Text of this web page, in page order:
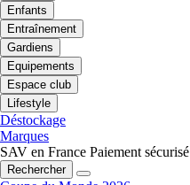
Enfants
Entraînement
Gardiens
Equipements
Espace club
Lifestyle
Déstockage
Marques
SAV en France Paiement sécurisé
Rechercher